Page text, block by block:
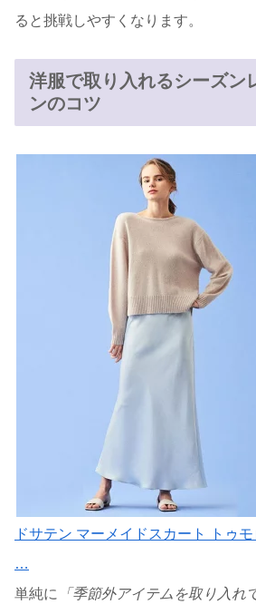
ると挑戦しやすくなります。
洋服で取り入れるシーズン
ンのコツ
ドサテン マーメイドスカート トゥ
…
単純に
「季節外アイテムを取り入れ